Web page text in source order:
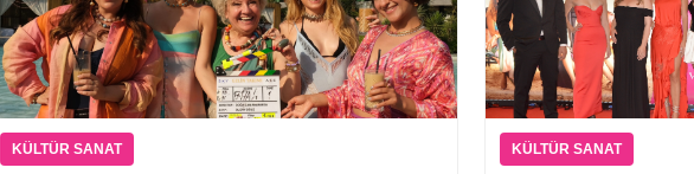
KÜLTÜR SANAT KÜLTÜR SANAT